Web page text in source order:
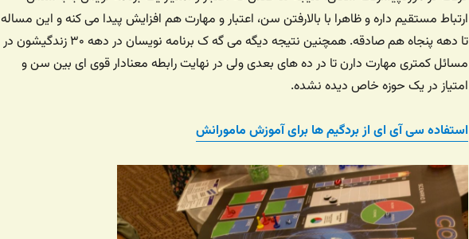
ارتباط مستقیم داره و ظاهرا با بالارفتن سن، اعتبار و مهارت هم افزایش پیدا می کنه و این مساله
تا دهه پنجاه هم صادقه. همچنین نتیجه دیگه می گه ک برنامه نویسان در دهه ۳۰ زندگیشون در
مسائل کمتری مهارت دارن تا در ده های بعدی ولی در نهایت رابطه معنادار قوی ای بین سن و
امتیاز در یک حوزه خاص دیده نشده.
استفاده سی آی ای از بردگیم ها برای آموزش مامورانش